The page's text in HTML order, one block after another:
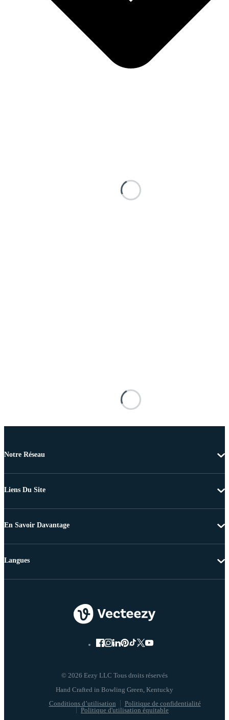
Notre Réseau
Liens Du Site
En Savoir Davantage
© 2026 Eezy LLC Tous droits réservés
Conditions d’utilisation
Politique de confidentialité
Politique d'utilisation équitable
Langues